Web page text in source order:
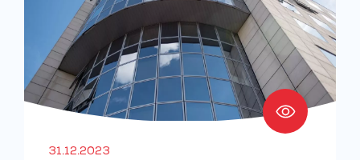
31.12.2023